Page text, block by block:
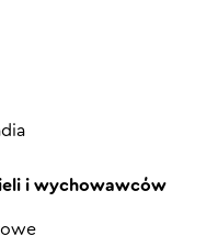
i wychowawców